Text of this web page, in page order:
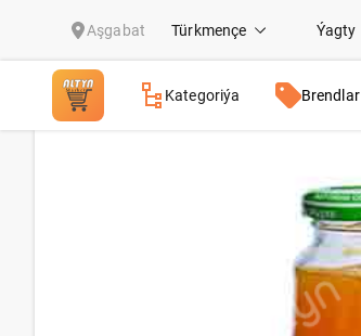
Aşgabat Türkmençe Ýagty
Kategoriýa Brendlar